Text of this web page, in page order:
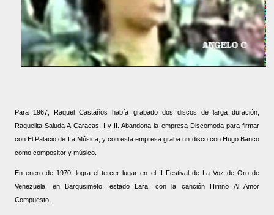
Para 1967, Raquel Castaños había grabado dos discos de larga duración,
Raquelita Saluda A Caracas, I y II. Abandona la empresa Discomoda para firmar
con El Palacio de La Música, y con esta empresa graba un disco con Hugo Banco
como compositor y músico.
En enero de 1970, logra el tercer lugar en el II Festival de La Voz de Oro de
Venezuela, en Barqusimeto, estado Lara, con la canción Himno Al Amor
Compuesto.